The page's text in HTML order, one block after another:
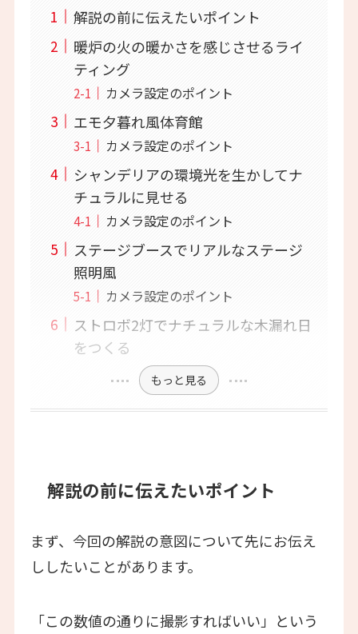
解説の前に伝えたいポイント
暖炉の火の暖かさを感じさせるライ
ティング
カメラ設定のポイント
エモ夕暮れ風体育館
カメラ設定のポイント
シャンデリアの環境光を生かしてナ
チュラルに見せる
カメラ設定のポイント
ステージブースでリアルなステージ
照明風
カメラ設定のポイント
ストロボ2灯でナチュラルな木漏れ日
をつくる
もっと見る
解説の前に伝えたいポイント
まず、今回の解説の意図について先にお伝え
ししたいことがあります。
「この数値の通りに撮影すればいい」という